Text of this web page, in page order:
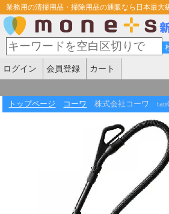
業務用の清掃用品・掃除用品の通販なら日本最大
ログイン 会員登録 カート
トップページ コーワ 株式会社コーワ